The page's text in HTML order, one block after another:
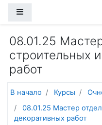
08.01.25
строительных
работ
В начало Курсы
08.01.25 Мастер
декоративных работ